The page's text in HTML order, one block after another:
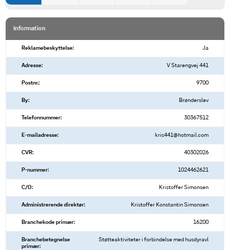
Information
Reklamebeskyttelse: Ja
Adresse: V Starengvej 441
Postnr.: 9700
By: Brønderslev
Telefonnummer: 30367512
E-mailadresse: kris441@hotmail.com
CVR: 40302026
P-nummer: 1024462621
C/O: Kristoffer Simonsen
Administrerende direktør: Kristoffer Konstantin Simonsen
Branchekode primær: 16200
Branchebetegnelse
primær:
Støtteaktiviteter i forbindelse med husdyravl